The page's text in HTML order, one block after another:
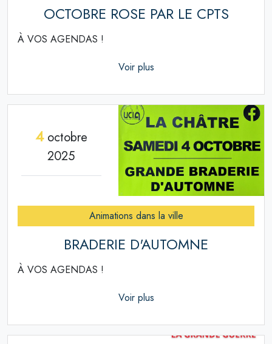
OCTOBRE ROSE PAR LE CPTS
À VOS AGENDAS !
Voir plus
4octobre
2025
Animations dans la ville
BRADERIE D'AUTOMNE
À VOS AGENDAS !
Voir plus